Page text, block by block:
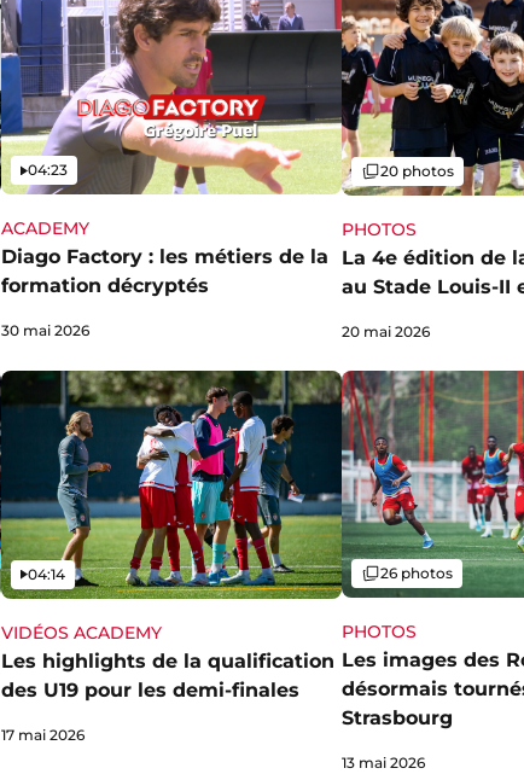
ACADEMY
Diago Factory : les métiers de la
formation décryptés
Vidéo
04:23
30 mai 2026
PHOTOS
La 4e édition de
au Stade Louis-II
Galerie
20 photos
20 mai 2026
VIDÉOS ACADEMY
Les highlights de la qualification
des U19 pour les demi-finales
Vidéo
04:14
17 mai 2026
PHOTOS
Les images des
désormais
Strasbourg
Galerie
26 photos
13 mai 2026